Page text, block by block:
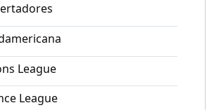
League
League